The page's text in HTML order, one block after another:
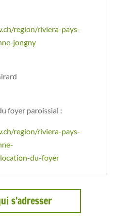
region/riviera-pays-
jongny
foyer paroissial :
region/riviera-pays-
du-foyer
s'adresser